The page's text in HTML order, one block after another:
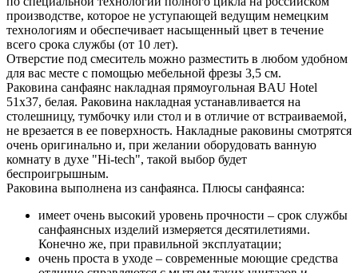
производстве, которое не уступающей ведущим немецким
технологиям и обеспечивает насыщенный цвет в течение
всего срока службы (от 10 лет).
Отверстие под смеситель можно разместить в любом удобном
для вас месте с помощью мебельной фрезы 3,5 см.
Раковина санфаянс накладная прямоугольная BAU Hotel
51х37, белая. Раковина накладная устанавливается на
столешницу, тумбочку или стол и в отличие от встраиваемой,
не врезается в ее поверхность. Накладные раковины смотрятся
очень оригинально и, при желании оборудовать ванную
комнату в духе "Hi-tech", такой выбор будет
беспроигрышным.
Раковина выполнена из санфаянса. Плюсы санфаянса:
имеет очень высокий уровень прочности – срок службы
санфаянсных изделий измеряется десятилетиями.
Конечно же, при правильной эксплуатации;
очень проста в уходе – современные моющие средства